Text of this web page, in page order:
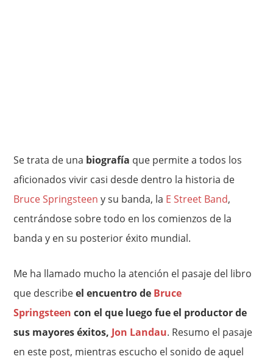
Se trata de una biografía que permite a todos los
aficionados vivir casi desde dentro la historia de
Bruce Springsteen y su banda, la E Street Band,
centrándose sobre todo en los comienzos de la
banda y en su posterior éxito mundial.
Me ha llamado mucho la atención el pasaje del libro
que describeel encuentro de Bruce
Springsteen con el que luego fue el productor de
sus mayores éxitos, Jon Landau. Resumo el pasaje
en este post, mientras escucho el sonido de aquel